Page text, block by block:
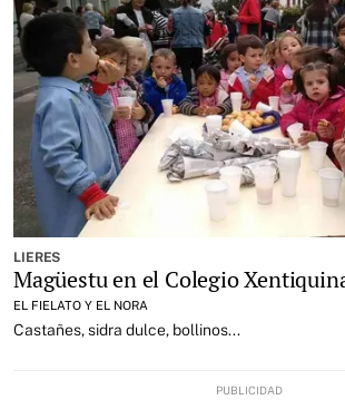
LIERES
Magüestu en el Colegio
EL FIELATO Y EL NORA
Castañes, sidra dulce, bollinos...